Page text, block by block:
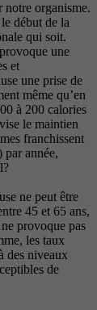
notre organisme.
début de la
qui soit.
une
et
une prise de
même qu’en
à 200 calories
le maintien
franchissent
par année,
ne peut être
45 et 65 ans,
provoque pas
les taux
des niveaux
de